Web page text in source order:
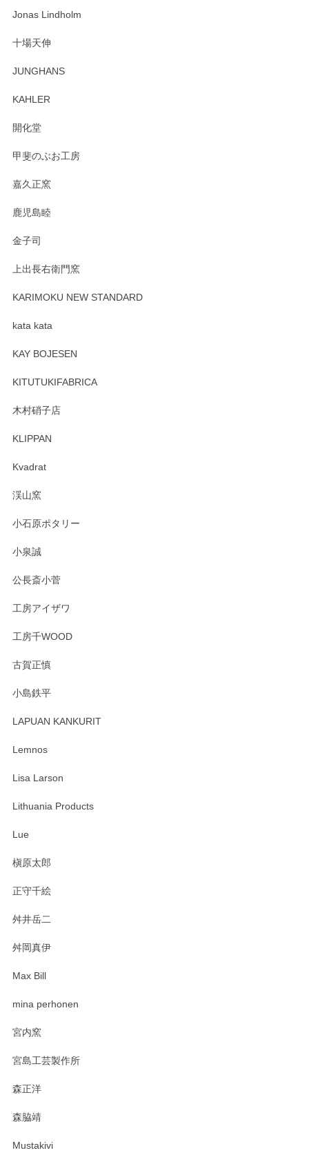
Jonas Lindholm
十場天伸
JUNGHANS
KAHLER
開化堂
甲斐のぶお工房
嘉久正窯
鹿児島睦
金子司
上出長右衛門窯
KARIMOKU NEW STANDARD
kata kata
KAY BOJESEN
KITUTUKIFABRICA
木村硝子店
KLIPPAN
Kvadrat
渓山窯
小石原ポタリー
小泉誠
公長斎小菅
工房アイザワ
工房千WOOD
古賀正慎
小島鉄平
LAPUAN KANKURIT
Lemnos
Lisa Larson
Lithuania Products
Lue
槇原太郎
正守千絵
舛井岳二
舛岡真伊
Max Bill
mina perhonen
宮内窯
宮島工芸製作所
森正洋
森脇靖
Mustakivi